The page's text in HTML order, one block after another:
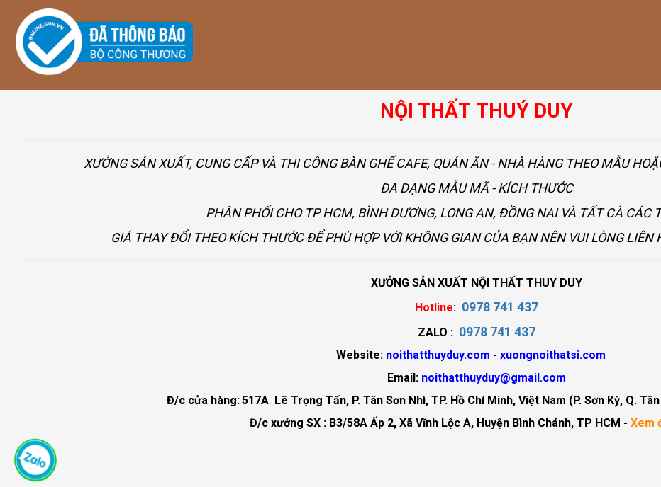
NỘI THẤT THUÝ DUY
XƯỞNG SẢN XUẤT, CUNG CẤP VÀ THI CÔNG BÀN GHẾ CAFE, QUÁN ĂN - NHÀ HÀNG THEO MẪU
ĐA DẠNG MẪU MÃ - KÍCH THƯỚC
PHÂN PHỐI CHO TP HCM, BÌNH DƯƠNG, LONG AN, ĐỒNG NAI VÀ TẤT CÀ CÁC
GIÁ THAY ĐỔI THEO KÍCH THƯỚC ĐỂ PHÙ HỢP VỚI KHÔNG GIAN CỦA BẠN NÊN VUI LÒNG LIÊN
XƯỞNG SẢN XUẤT NỘI THẤT THUY DUY
Hotline: 0978 741 437
ZALO : 0978 741 437
Website: noithatthuyduy.com - xuongnoithatsi.com
Email: noithatthuyduy@gmail.com
Đ/c cửa hàng:517A Lê Trọng Tấn, P. Tân Sơn Nhì, TP. Hồ Chí Minh, Việt Nam (P. Sơn Kỳ, Q.
Đ/c xưởng SX : B3/58A Ấp 2, Xã Vĩnh Lộc A, Huyện Bình Chánh, TP HCM - Xem